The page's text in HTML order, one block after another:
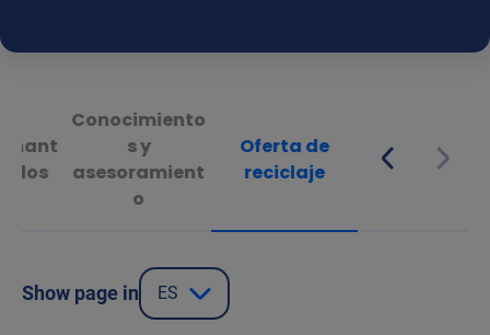
Conocimiento
s y
asesoramient
o
Oferta de
reciclaje
Show page in ES